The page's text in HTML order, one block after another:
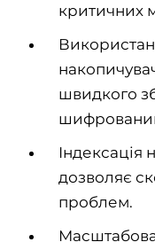
критичних
швидкого
Індексація
дозволяє
проблем.